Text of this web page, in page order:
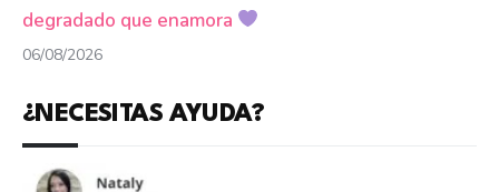
degradado que enamora
06/08/2026
¿NECESITAS AYUDA?